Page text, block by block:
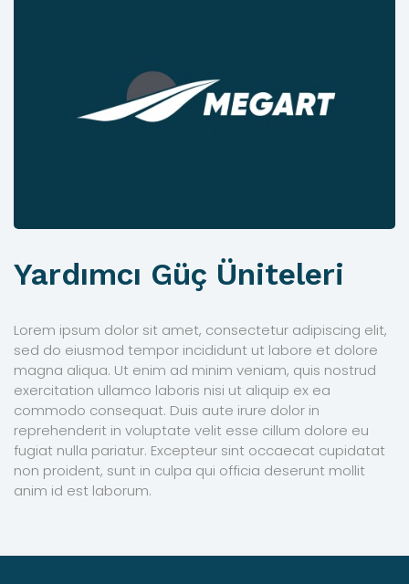
Yardımcı Güç Üniteleri
Lorem ipsum dolor sit amet, consectetur adipiscing elit,
sed do eiusmod tempor incididunt ut labore et dolore
magna aliqua. Ut enim ad minim veniam, quis nostrud
exercitation ullamco laboris nisi ut aliquip ex ea
commodo consequat. Duis aute irure dolor in
reprehenderit in voluptate velit esse cillum dolore eu
fugiat nulla pariatur. Excepteur sint occaecat cupidatat
non proident, sunt in culpa qui officia deserunt mollit
anim id est laborum.